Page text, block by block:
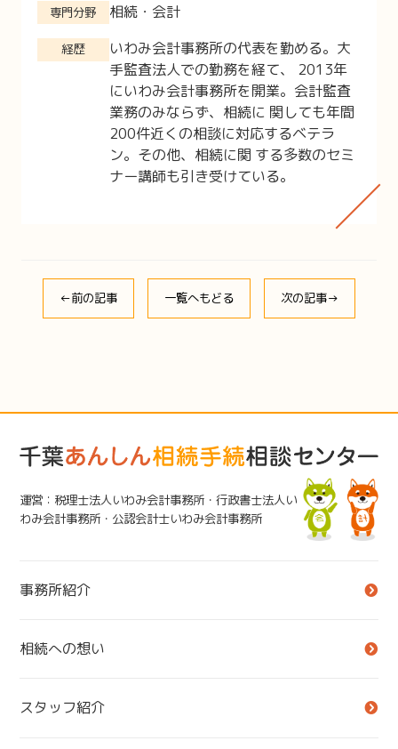
専門分野 相続・会計
経歴
いわみ会計事務所の代表を勤める。大
手監査法人での勤務を経て、 2013年
にいわみ会計事務所を開業。会計監査
業務のみならず、相続に 関しても年間
200件近くの相談に対応するベテラ
ン。その他、相続に関 する多数のセミ
ナー講師も引き受けている。
←前の記事 一覧へもどる 次の記事→
運営：税理士法人いわみ会計事務所・行政書士法人い
わみ会計事務所・公認会計士いわみ会計事務所
事務所紹介
相続への想い
スタッフ紹介